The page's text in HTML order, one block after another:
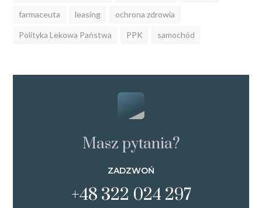
farmaceuta leasing ochrona zdrowia
Polityka Lekowa Państwa PPK samochód
Masz pytania?
ZADZWOŃ
+48 322 024 297